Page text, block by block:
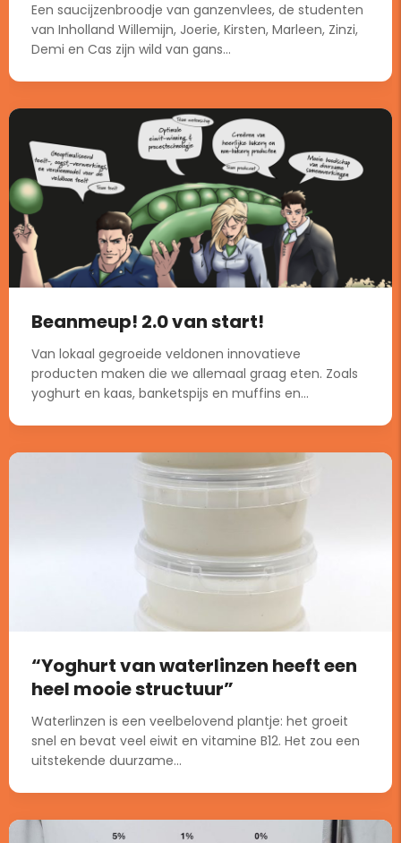
Een saucijzenbroodje van ganzenvlees, de studenten
van Inholland Willemijn, Joerie, Kirsten, Marleen, Zinzi,
Demi en Cas zijn wild van gans...
Beanmeup! 2.0 van start!
Van lokaal gegroeide veldonen innovatieve
producten maken die we allemaal graag eten. Zoals
yoghurt en kaas, banketspijs en muffins en...
“Yoghurt van waterlinzen heeft een
heel mooie structuur”
Waterlinzen is een veelbelovend plantje: het groeit
snel en bevat veel eiwit en vitamine B12. Het zou een
uitstekende duurzame...